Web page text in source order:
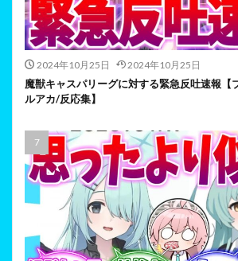
2024年10月25日 2024年10月25日
魔獣キャスパリーグに対する緊急反吐速報【
ルアカ/反応集】